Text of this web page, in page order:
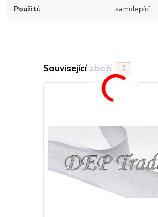
Použití samolepící
Související zboží 1